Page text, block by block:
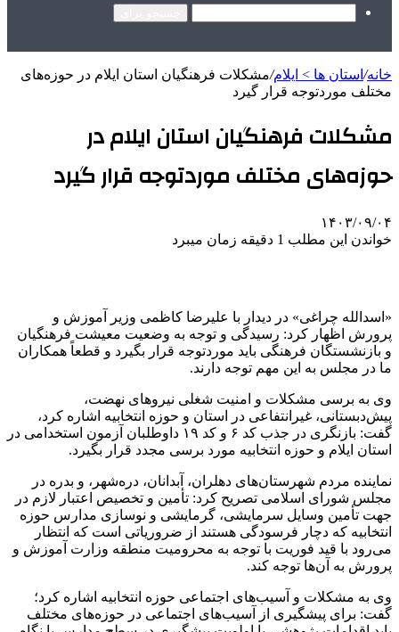
خانه/ استان ها > ایلام/مشکلات فرهنگیان استان ایلام در حوزه‌های
مختلف موردتوجه قرار گیرد
مشکلات فرهنگیان استان ایلام در
حوزه‌های مختلف موردتوجه قرار گیرد
۱۴۰۳/۰۹/۰۴
خواندن این مطلب 1 دقیقه زمان میبرد
«اسدالله چراغی» در دیدار با علیرضا کاظمی وزیر آموزش و
پرورش اظهار کرد: رسیدگی و توجه به وضعیت معیشت فرهنگیان
و بازنشستگان فرهنگی باید موردتوجه قرار بگیرد و قطعاً همکاران
ما در مجلس به این مهم توجه دارند.
وی به برسی مشکلات و امنیت شغلی نیروهای نهضت،
پیش‌دبستانی، غیرانتفاعی در استان و حوزه انتخابیه اشاره کرد،
گفت: بازنگری در جذب کد ۶ و کد ۱۹ داوطلبان آزمون استخدامی در
استان ایلام و حوزه انتخابیه مورد برسی مجدد قرار بگیرد.
نماینده مردم شهرستان‌های دهلران، آبدانان، دره‌شهر، و بدره در
مجلس شورای اسلامی تصریح کرد: تأمین و تخصیص اعتبار لازم در
جهت تأمین وسایل سرمایشی، گرمایشی و نوسازی مدارس حوزه
انتخابیه که دچار فرسودگی هستند از ضروریاتی است که انتظار
می‌رود با قید فوریت با توجه به محرومیت منطقه وزارت آموزش و
پرورش به آن‌ها توجه کند.
وی به مشکلات و آسیب‌های اجتماعی حوزه انتخابیه اشاره کرد؛
گفت: برای پیشگیری از آسیب‌های اجتماعی در حوزه‌های مختلف